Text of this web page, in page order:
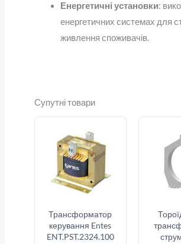
Енергетичні установки:
енергетичних системах для
живлення споживачів.
Супутні товари
Трансформатор
керування Entes
ENT.PST.2324.100